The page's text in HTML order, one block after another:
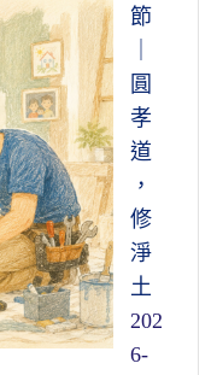
節
圓
孝
道
，
修
淨
土
202
6-